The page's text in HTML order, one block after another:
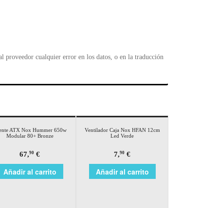
proveedor cualquier error en los datos, o en la traducción
ATX Nox Hummer 650w
Modular 80+ Bronze
67,90 €
Añadir al carrito
Ventilador Caja Nox HFAN 12cm
Led Verde
7,90 €
Añadir al carrito